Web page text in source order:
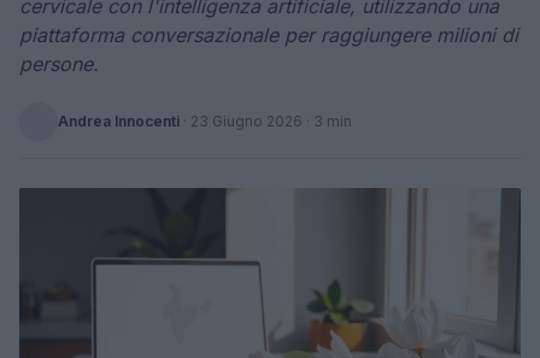
cervicale con l'intelligenza artificiale, utilizzando una
piattaforma conversazionale per raggiungere milioni di
persone.
Andrea Innocenti · 23 Giugno 2026 · 3 min